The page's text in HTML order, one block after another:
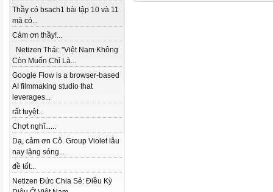
Thầy có bsach1 bài tập 10 và 11
mà có...
Cảm ơn thầy!...
Netizen Thái: "Việt Nam Không
Còn Muốn Chỉ Là...
Google Flow is a browser-based
AI filmmaking studio that
leverages...
rất tuyệt...
Chợt nghĩ......
Dạ, cảm ơn Cô. Group Violet lâu
nay lặng sóng...
đề tốt...
Netizen Đức Chia Sẻ: Điều Kỳ